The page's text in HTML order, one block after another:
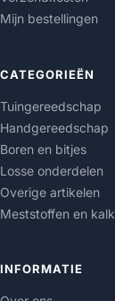
Mijn bestellingen
CATEGORIEËN
Tuingereedschap
Handgereedschap
Boren en bitjes
Losse onderdelen
Overige artikelen
Meststoffen en kalk
INFORMATIE